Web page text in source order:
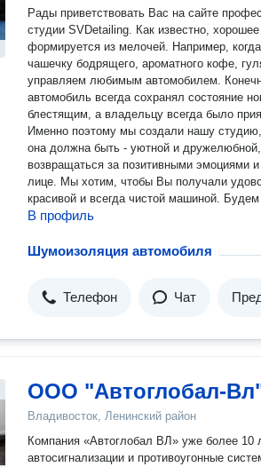
Рады приветствовать Вас на сайте
студии SVDetailing. Как известно, хорошее настроение
формируется из мелочей. Например,
чашечку бодрящего, ароматного кофе,
управляем любимым автомобилем.
автомобиль всегда сохранял состояние
блестящим, а владельцу всегда было
Именно поэтому мы создали нашу
она должна быть - уютной и дружелюбной,
возвращаться за позитивными эмоциями
лице. Мы хотим, чтобы Вы получали
красивой и всегда чистой машиной.
В профиль
Шумоизоляция автомобиля
Телефон Чат
ООО "Автоглобал-
Владивосток, Ленинский район
Компания «Автоглобал ВЛ» уже более 10
автосигнализации и противоугонные